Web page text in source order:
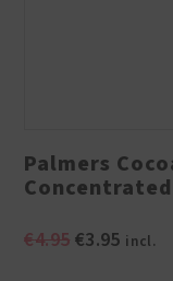
Palmers
€4.95 €3.95Huidige
incl.